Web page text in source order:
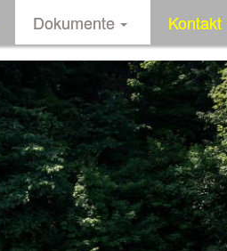
Dokumente Kontakt